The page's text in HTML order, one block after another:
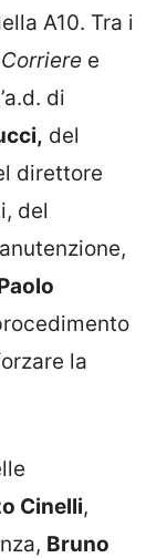
A10. Tra i
Corriere e
di
del
direttore
del
la
Cinelli,
Bruno